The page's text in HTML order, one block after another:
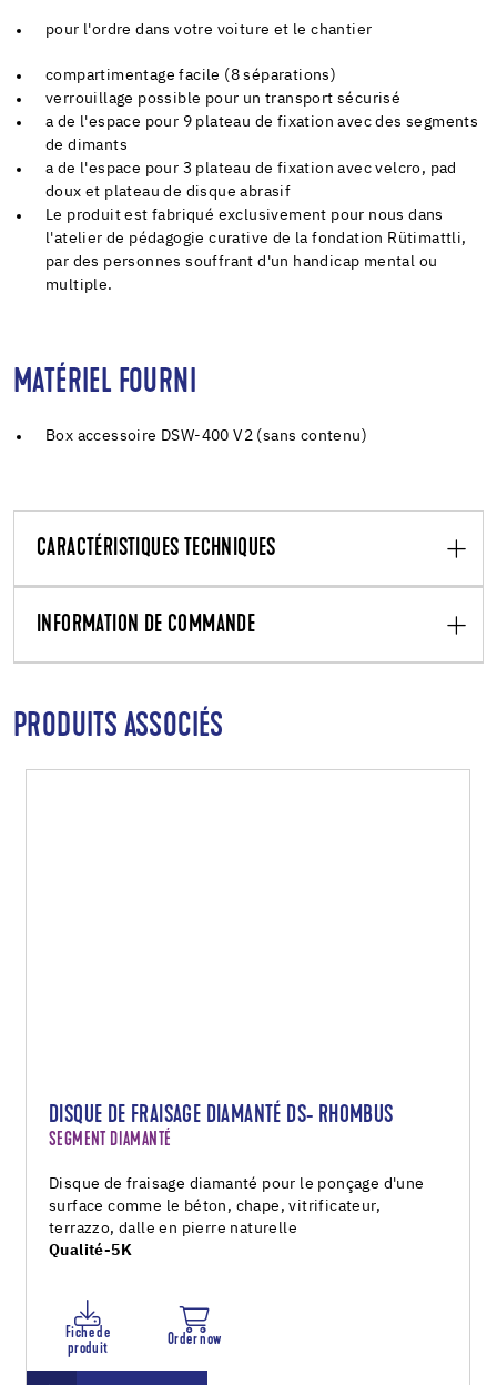
pour l'ordre dans votre voiture et le chantier
compartimentage facile (8 séparations)
verrouillage possible pour un transport sécurisé
a de l'espace pour 9 plateau de fixation avec des segments
de dimants
a de l'espace pour 3 plateau de fixation avec velcro, pad
doux et plateau de disque abrasif
Le produit est fabriqué exclusivement pour nous dans
l'atelier de pédagogie curative de la fondation Rütimattli,
par des personnes souffrant d'un handicap mental ou
multiple.
MATÉRIEL FOURNI
Box accessoire DSW-400 V2 (sans contenu)
CARACTÉRISTIQUES TECHNIQUES
INFORMATION DE COMMANDE
PRODUITS ASSOCIÉS
DISQUE DE FRAISAGE DIAMANTÉ DS- RHOMBUS
SEGMENT DIAMANTÉ
Disque de fraisage diamanté pour le ponçage d'une
surface comme le béton, chape, vitrificateur,
terrazzo, dalle en pierre naturelle
Qualité-5K
Fiche de
produit
Order now